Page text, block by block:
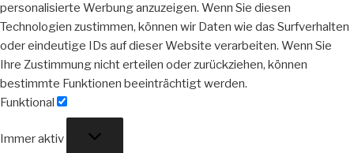
personalisierte Werbung anzuzeigen. Wenn Sie diesen
Technologien zustimmen, können wir Daten wie das Surfverhalten
oder eindeutige IDs auf dieser Website verarbeiten. Wenn Sie
Ihre Zustimmung nicht erteilen oder zurückziehen, können
bestimmte Funktionen beeinträchtigt werden.
Funktional
Immer aktiv